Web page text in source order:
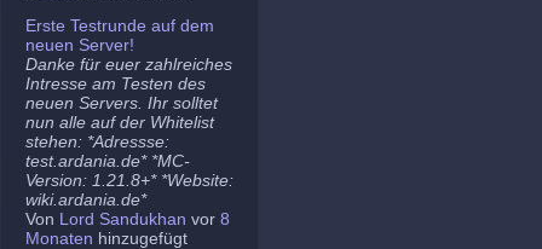
Erste Testrunde auf dem
neuen Server!
Danke für euer zahlreiches
Intresse am Testen des
neuen Servers. Ihr solltet
nun alle auf der Whitelist
stehen: *Adressse:
test.ardania.de* *MC-
Version: 1.21.8+* *Website:
wiki.ardania.de*
Von Lord Sandukhan vor 8
Monaten hinzugefügt